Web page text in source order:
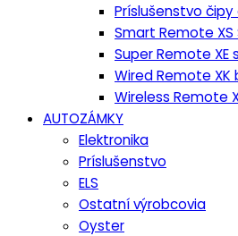
Príslušenstvo
Smart Remote
Super Remote XE
Wired Remote XK
Wireless Remote
AUTOZÁMKY
Elektronika
Príslušenstvo
ELS
Ostatní výrobcovia
Oyster